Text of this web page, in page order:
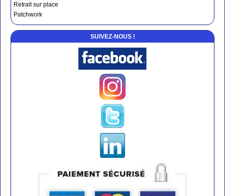
Retrait sur place
Patchwork
SUIVEZ-NOUS !